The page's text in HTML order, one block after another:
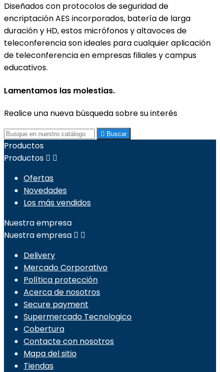
Diseñados con protocolos de seguridad de
encriptación AES incorporados, batería de larga
duración y HD, estos micrófonos y altavoces de
teleconferencia son ideales para cualquier aplicación
de teleconferencia en empresas filiales y campus
educativos.
Lamentamos las molestias.
Realice una nueva búsqueda sobre su interés
 Buscar
Productos
Productos  
Ofertas
Novedades
Los más vendidos
Nuestra empresa
Nuestra empresa  
Delivery
Mercado Corporativo
Política protección
Acerca de nosotros
Secure payment
Supermercado Tecnologico
Cobertura
Contacte con nosotros
Mapa del sitio
Tiendas